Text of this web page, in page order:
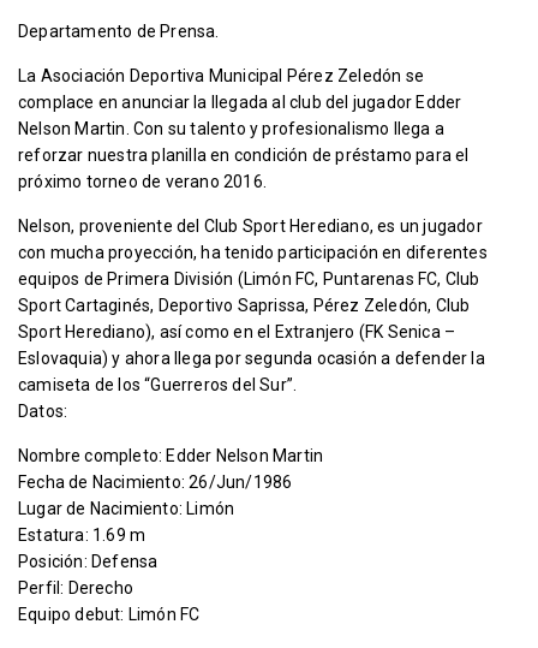
Departamento de Prensa.
La Asociación Deportiva Municipal Pérez Zeledón se
complace en anunciar la llegada al club del jugador Edder
Nelson Martin. Con su talento y profesionalismo llega a
reforzar nuestra planilla en condición de préstamo para el
próximo torneo de verano 2016.
Nelson, proveniente del Club Sport Herediano, es un jugador
con mucha proyección, ha tenido participación en diferentes
equipos de Primera División (Limón FC, Puntarenas FC, Club
Sport Cartaginés, Deportivo Saprissa, Pérez Zeledón, Club
Sport Herediano), así como en el Extranjero (FK Senica –
Eslovaquia) y ahora llega por segunda ocasión a defender la
camiseta de los “Guerreros del Sur”.
Datos:
Nombre completo: Edder Nelson Martin
Fecha de Nacimiento: 26/Jun/1986
Lugar de Nacimiento: Limón
Estatura: 1.69 m
Posición: Defensa
Perfil: Derecho
Equipo debut: Limón FC